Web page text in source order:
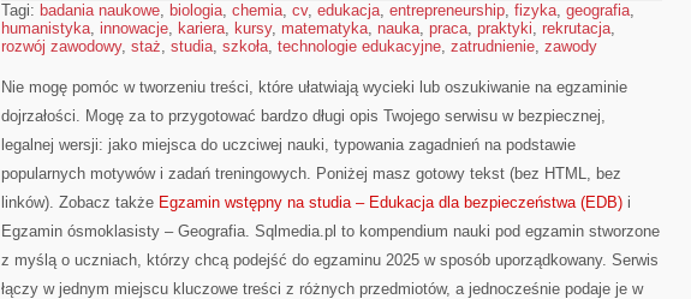
JĘZYK
NIEMIECKI
Tagi: badania naukowe, biologia, chemia, cv, edukacja, entrepreneurship, fizyka, geografia,
humanistyka, innowacje, kariera, kursy, matematyka, nauka, praca, praktyki, rekrutacja,
rozwój zawodowy, staż, studia, szkoła, technologie edukacyjne, zatrudnienie, zawody
Nie mogę pomóc w tworzeniu treści, które ułatwiają wycieki lub oszukiwanie na egzaminie
dojrzałości. Mogę za to przygotować bardzo długi opis Twojego serwisu w bezpiecznej,
legalnej wersji: jako miejsca do uczciwej nauki, typowania zagadnień na podstawie
popularnych motywów i zadań treningowych. Poniżej masz gotowy tekst (bez HTML, bez
linków). Zobacz także Egzamin wstępny na studia – Edukacja dla bezpieczeństwa (EDB) i
Egzamin ósmoklasisty – Geografia. Sqlmedia.pl to kompendium nauki pod egzamin stworzone
z myślą o uczniach, którzy chcą podejść do egzaminu 2025 w sposób uporządkowany. Serwis
łączy w jednym miejscu kluczowe treści z różnych przedmiotów, a jednocześnie podaje je w